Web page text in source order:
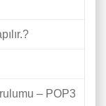
– POP3